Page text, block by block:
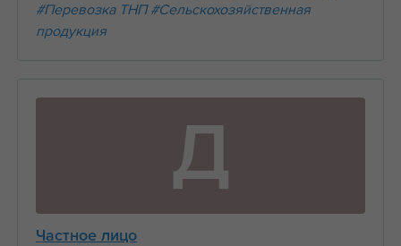
#Перевозка ТНП #Сельскохозяйственная
продукция
Д
Частное лицо